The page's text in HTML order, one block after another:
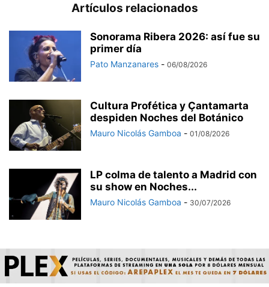
Artículos relacionados
Sonorama Ribera 2026: así fue su
primer día
Pato Manzanares - 06/08/2026
Cultura Profética y Çantamarta
despiden Noches del Botánico
Mauro Nicolás Gamboa - 01/08/2026
LP colma de talento a Madrid con
su show en Noches...
Mauro Nicolás Gamboa - 30/07/2026